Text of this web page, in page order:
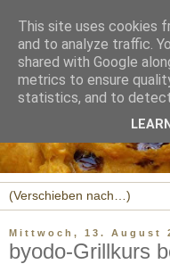
Mittwoch, 13. August
byodo-Grillkurs
This site uses cookies
and to analyze traffic.
shared with Google
metrics to ensure
statistics, and to detect